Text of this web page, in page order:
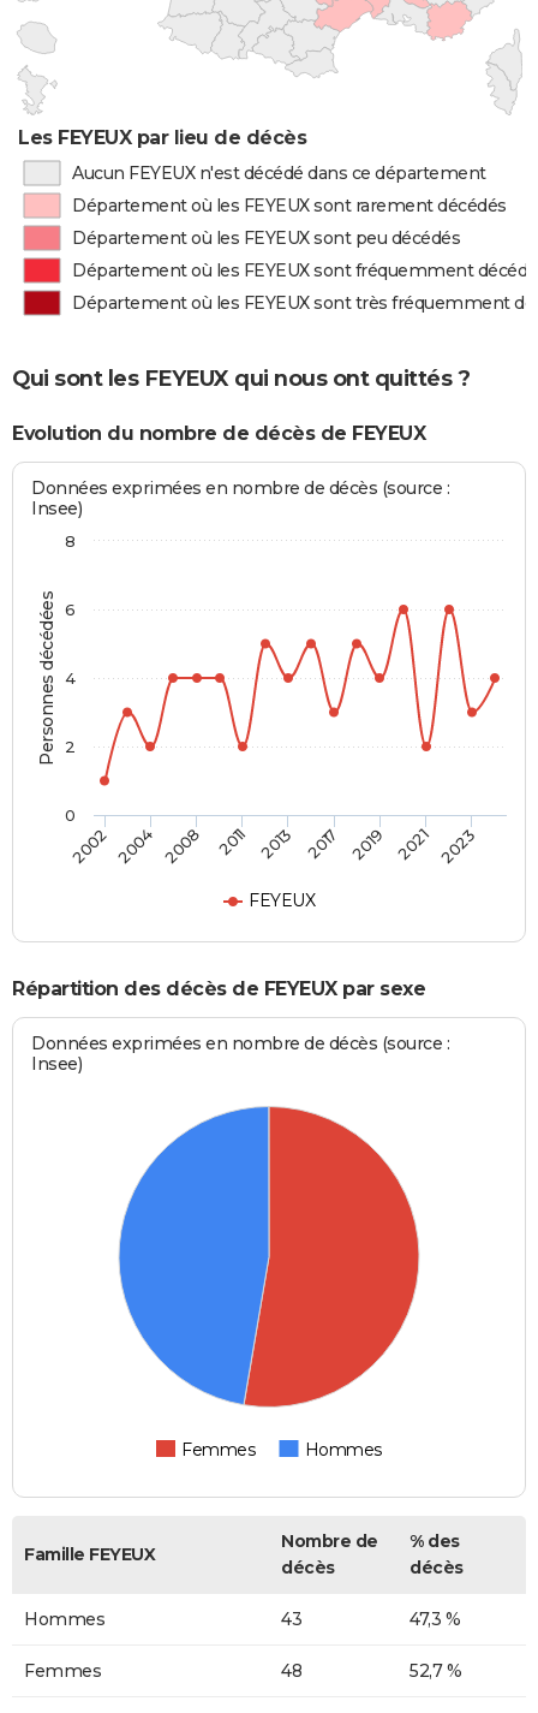
Les FEYEUX par lieu de décès
Aucun FEYEUX n'est décédé dans ce département
Département où les FEYEUX sont rarement décédés
Département où les FEYEUX sont peu décédés
Département où les FEYEUX sont fréquemment
Département où les FEYEUX sont très fréquemment
Qui sont les FEYEUX qui nous ont quittés ?
Evolution du nombre de décès de FEYEUX
Personnes décédées
Données exprimées en nombre de décès (source :
Insee)
FEYEUX
2002 2004 2008 2011 2013 2017 2019 2021 2023
0
2
4
6
8
Répartition des décès de FEYEUX par sexe
Données exprimées en nombre de décès (source :
Insee)
Femmes Hommes
Famille FEYEUX
Nombre de
décès
% des
décès
Hommes 43 47,3 %
Femmes 48 52,7 %